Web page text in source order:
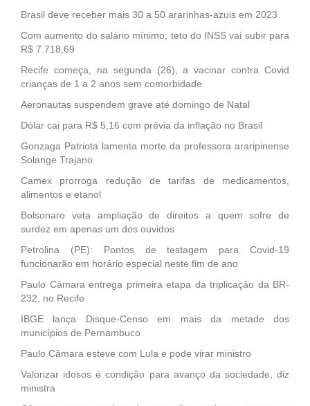
Brasil deve receber mais 30 a 50 ararinhas-azuis em 2023
Com aumento do salário mínimo, teto do INSS vai subir para
R$ 7.718,69
Recife começa, na segunda (26), a vacinar contra Covid
crianças de 1 a 2 anos sem comorbidade
Aeronautas suspendem grave até domingo de Natal
Dólar cai para R$ 5,16 com prévia da inflação no Brasil
Gonzaga Patriota lamenta morte da professora araripinense
Solange Trajano
Camex prorroga redução de tarifas de medicamentos,
alimentos e etanol
Bolsonaro veta ampliação de direitos a quem sofre de
surdez em apenas um dos ouvidos
Petrolina (PE): Pontos de testagem para Covid-19
funcionarão em horário especial neste fim de ano
Paulo Câmara entrega primeira etapa da triplicação da BR-
232, no Recife
IBGE lança Disque-Censo em mais da metade dos
municípios de Pernambuco
Paulo Câmara esteve com Lula e pode virar ministro
Valorizar idosos é condição para avanço da sociedade, diz
ministra